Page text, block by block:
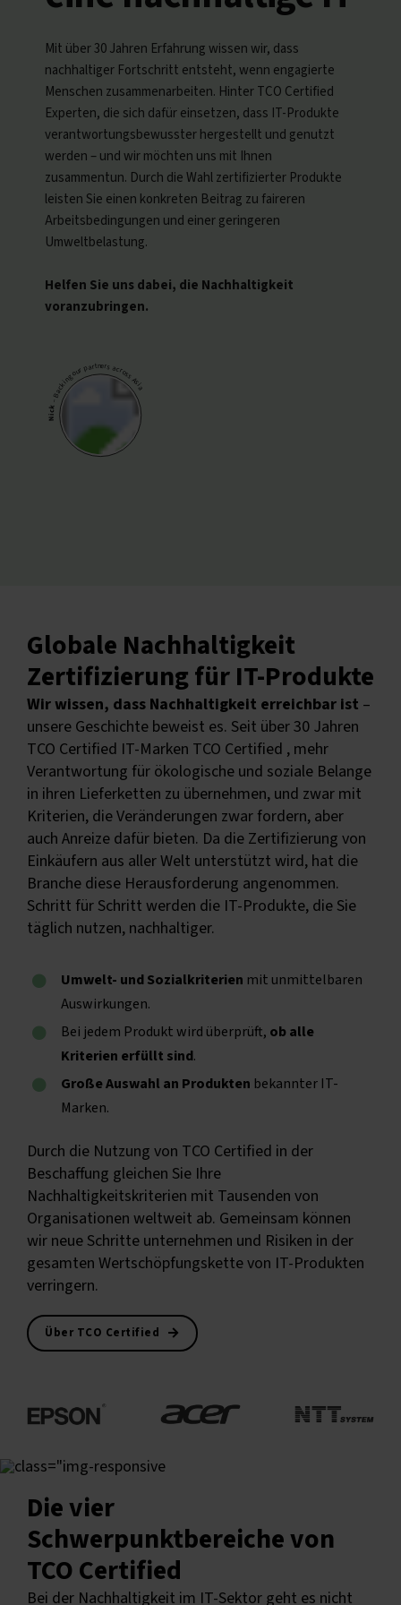
Mit über 30 Jahren Erfahrung wissen wir, dass
nachhaltiger Fortschritt entsteht, wenn engagierte
Menschen zusammenarbeiten. Hinter TCO Certified
Experten, die sich dafür einsetzen, dass IT-Produkte
verantwortungsbewusster hergestellt und genutzt
werden – und wir möchten uns mit Ihnen
zusammentun. Durch die Wahl zertifizierter Produkte
leisten Sie einen konkreten Beitrag zu faireren
Arbeitsbedingungen und einer geringeren
Umweltbelastung.
Helfen Sie uns dabei, die Nachhaltigkeit
voranzubringen.
Nick
– Backing our partners across Asia
Globale Nachhaltigkeit
Zertifizierung für IT-Produkte
Wir wissen, dass Nachhaltigkeit erreichbar ist –
unsere Geschichte beweist es. Seit über 30 Jahren
TCO Certified IT-Marken TCO Certified , mehr
Verantwortung für ökologische und soziale Belange
in ihren Lieferketten zu übernehmen, und zwar mit
Kriterien, die Veränderungen zwar fordern, aber
auch Anreize dafür bieten. Da die Zertifizierung von
Einkäufern aus aller Welt unterstützt wird, hat die
Branche diese Herausforderung angenommen.
Schritt für Schritt werden die IT-Produkte, die Sie
täglich nutzen, nachhaltiger.
Umwelt- und Sozialkriterien mit unmittelbaren
Auswirkungen.
Bei jedem Produkt wird überprüft, ob alle
Kriterien erfüllt sind.
Große Auswahl an Produkten bekannter IT-
Marken.
Durch die Nutzung von TCO Certified in der
Beschaffung gleichen Sie Ihre
Nachhaltigkeitskriterien mit Tausenden von
Organisationen weltweit ab. Gemeinsam können
wir neue Schritte unternehmen und Risiken in der
gesamten Wertschöpfungskette von IT-Produkten
verringern.
Über TCO Certified
Die vier
Schwerpunktbereiche von
TCO Certified
Bei der Nachhaltigkeit im IT-Sektor geht es nicht